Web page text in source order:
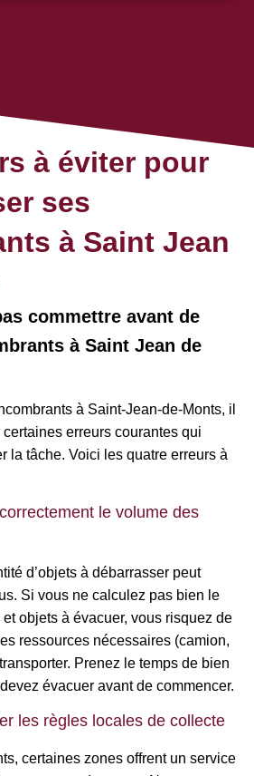
à éviter pour
ses
à Saint Jean
commettre avant de
à Saint Jean de
à Saint-Jean-de-Monts, il
certaines erreurs courantes qui
la tâche. Voici les quatre erreurs à
le volume des
d’objets à débarrasser peut
Si vous ne calculez pas bien le
objets à évacuer, vous risquez de
ressources nécessaires (camion,
Prenez le temps de bien
évacuer avant de commencer.
les règles locales de collecte
certaines zones offrent un service